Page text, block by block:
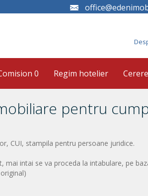
0 Regim hotelier
pentru
CUI, stampila pentru persoane juridice.
mai intai se va proceda la intabulare, pe